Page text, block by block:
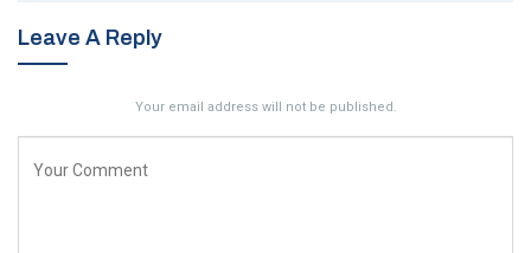
Leave A Reply
Your email address will not be published.